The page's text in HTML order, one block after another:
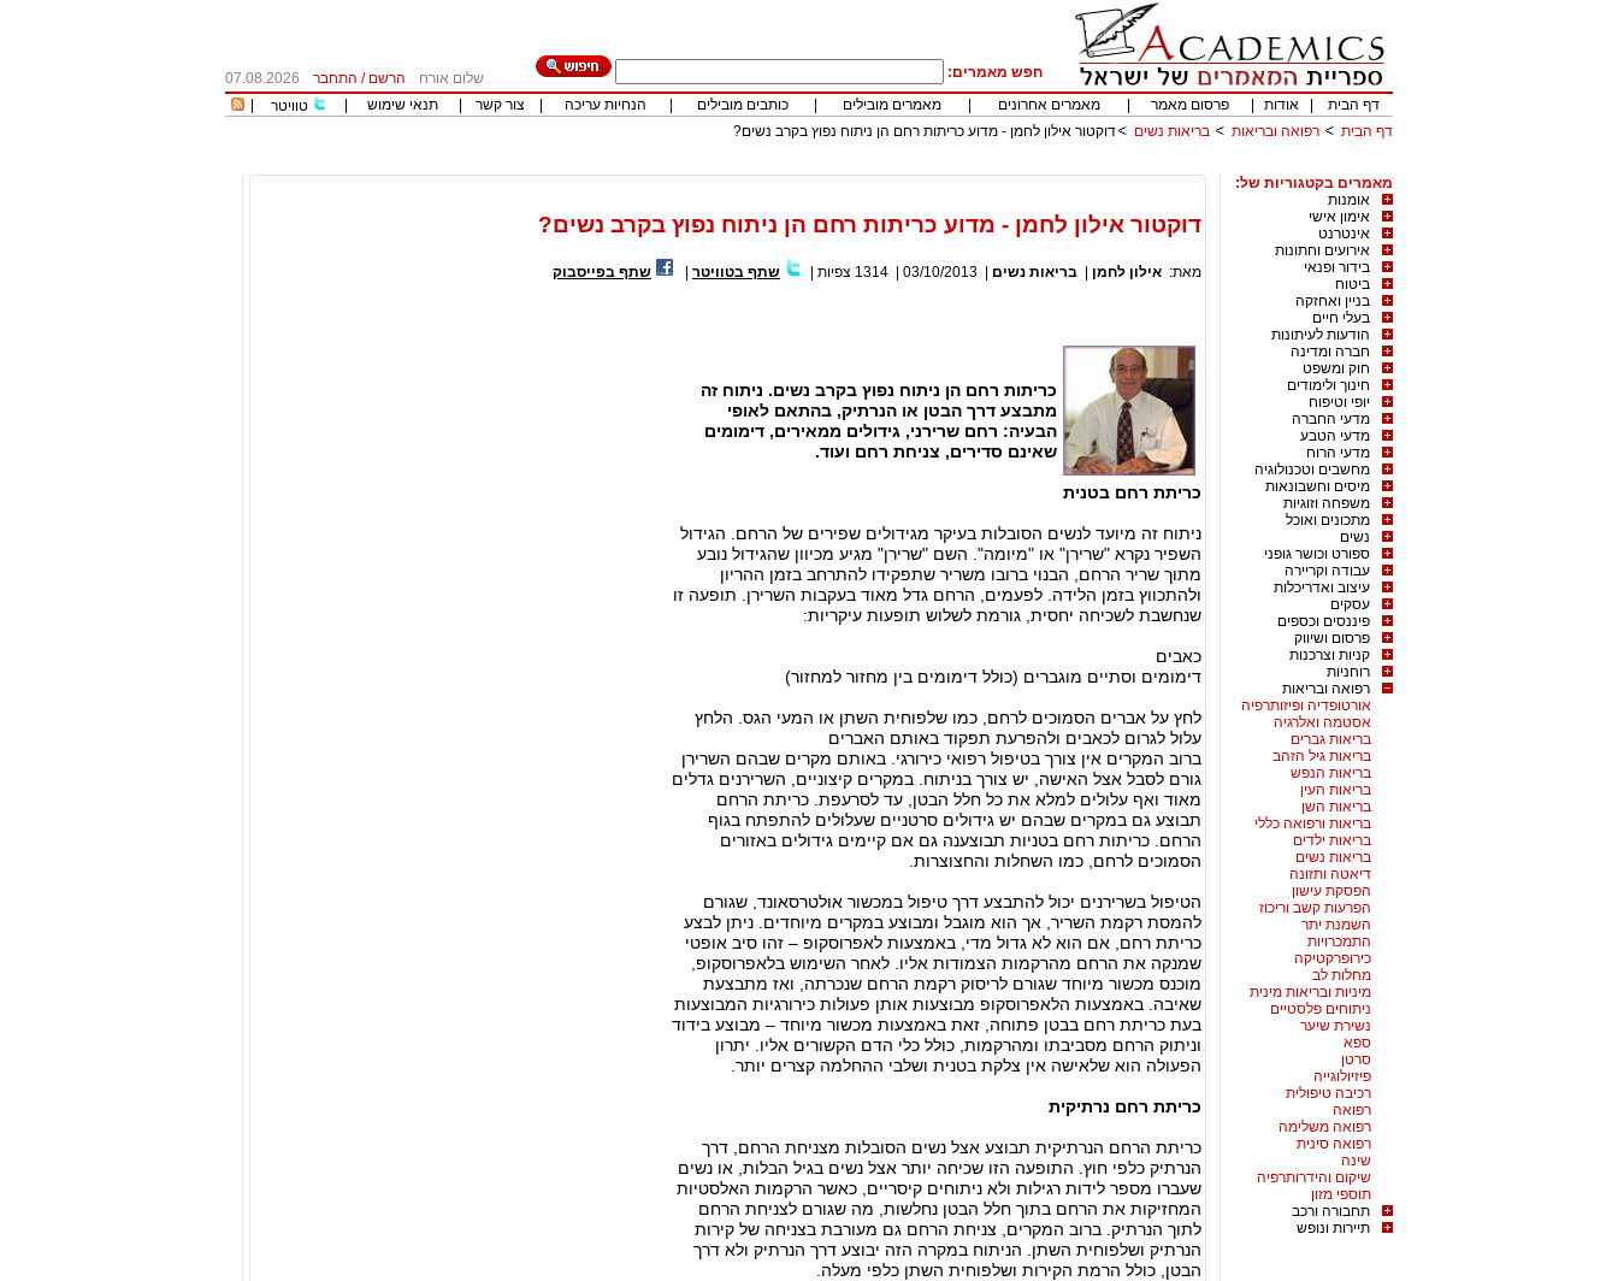
חפש מאמרים: שלום אורח הרשם / התחבר
07.08.2026
דף הבית
אודות פרסום מאמר מאמרים אחרונים מאמרים מובילים כותבים מובילים הנחיות עריכה צור קשר תנאי שימוש טוויטר
דף הבית
רפואה ובריאות בריאות נשים דוקטור אילון לחמן - מדוע כריתות רחם הן ניתוח נפוץ בקרב נשים?
מאמרים בקטגוריות של:
אומנות
אימון אישי
אינטרנט
אירועים וחתונות
בידור ופנאי
ביטוח
בניין ואחזקה
בעלי חיים
הודעות לעיתונות
חברה ומדינה
חוק ומשפט
חינוך ולימודים
יופי וטיפוח
מדעי החברה
מדעי הטבע
מדעי הרוח
מחשבים וטכנולוגיה
מיסים וחשבונאות
משפחה וזוגיות
מתכונים ואוכל
נשים
ספורט וכושר גופני
עבודה וקריירה
עיצוב ואדריכלות
עסקים
פיננסים וכספים
פרסום ושיווק
קניות וצרכנות
רוחניות
רפואה ובריאות
אורטופדיה ופיזותרפיה
אסטמה ואלרגיה
בריאות גברים
בריאות גיל הזהב
בריאות הנפש
בריאות העין
בריאות השן
בריאות ורפואה כללי
בריאות ילדים
בריאות נשים
דיאטה ותזונה
הפסקת עישון
הפרעות קשב וריכוז
השמנת יתר
התמכרויות
כירופרקטיקה
מחלות לב
מיניות ובריאות מינית
ניתוחים פלסטיים
נשירת שיער
ספא
סרטן
פיזיולוגייה
רכיבה טיפולית
רפואה
רפואה משלימה
רפואה סינית
שינה
שיקום והידרותרפיה
תוספי מזון
תחבורה ורכב
תיירות ונופש
דוקטור אילון לחמן - מדוע כריתות רחם הן ניתוח נפוץ בקרב נשים?
מאת: אילון לחמן בריאות נשים 03/10/2013
1314 צפיות שתף בטוויטר שתף בפייסבוק
כריתות רחם הן ניתוח נפוץ בקרב נשים. ניתוח זה
מתבצע דרך הבטן או הנרתיק, בהתאם לאופי
הבעיה: רחם שרירני, גידולים ממאירים, דימומים
שאינם סדירים, צניחת רחם ועוד.
כריתת רחם בטנית
ניתוח זה מיועד לנשים הסובלות בעיקר מגידולים שפירים של הרחם. הגידול
השפיר נקרא "שרירן" או "מיומה". השם "שרירן" מגיע מכיוון שהגידול נובע
מתוך שריר הרחם, הבנוי ברובו משריר שתפקידו להתרחב בזמן ההריון
ולהתכווץ בזמן הלידה. לפעמים, הרחם גדל מאוד בעקבות השרירן. תופעה זו
שנחשבת לשכיחה יחסית, גורמת לשלוש תופעות עיקריות:
כאבים
דימומים וסתיים מוגברים (כולל דימומים בין מחזור למחזור)
לחץ על אברים הסמוכים לרחם, כמו שלפוחית השתן או המעי הגס. הלחץ
עלול לגרום לכאבים ולהפרעת תפקוד באותם האברים
ברוב המקרים אין צורך בטיפול רפואי כירורגי. באותם מקרים שבהם השרירן
גורם לסבל אצל האישה, יש צורך בניתוח. במקרים קיצוניים, השרירנים גדלים
מאוד ואף עלולים למלא את כל חלל הבטן, עד לסרעפת. כריתת הרחם
תבוצע גם במקרים שבהם יש גידולים סרטניים שעלולים להתפתח בגוף
הרחם. כריתות רחם בטניות תבוצענה גם אם קיימים גידולים באזורים
הסמוכים לרחם, כמו השחלות והחצוצרות.
הטיפול בשרירנים יכול להתבצע דרך טיפול במכשור אולטרסאונד, שגורם
להמסת רקמת השריר, אך הוא מוגבל ומבוצע במקרים מיוחדים. ניתן לבצע
כריתת רחם, אם הוא לא גדול מדי, באמצעות לאפרוסקופ – זהו סיב אופטי
שמנקה את הרחם מהרקמות הצמודות אליו. לאחר השימוש בלאפרוסקופ,
מוכנס מכשור מיוחד שגורם לריסוק רקמת הרחם שנכרתה, ואז מתבצעת
שאיבה. באמצעות הלאפרוסקופ מבוצעות אותן פעולות כירורגיות המבוצעות
בעת כריתת רחם בבטן פתוחה, זאת באמצעות מכשור מיוחד – מבוצע בידוד
וניתוק הרחם מסביבתו ומהרקמות, כולל כלי הדם הקשורים אליו. יתרון
הפעולה הוא שלאישה אין צלקת בטנית ושלבי ההחלמה קצרים יותר.
כריתת רחם נרתיקית
כריתת הרחם הנרתיקית תבוצע אצל נשים הסובלות מצניחת הרחם, דרך
הנרתיק כלפי חוץ. התופעה הזו שכיחה יותר אצל נשים בגיל הבלות, או נשים
שעברו מספר לידות רגילות ולא ניתוחים קיסריים, כאשר הרקמות האלסטיות
המחזיקות את הרחם בתוך חלל הבטן נחלשות, מה שגורם לצניחת הרחם
לתוך הנרתיק. ברוב המקרים, צניחת הרחם גם מעורבת בצניחה של קירות
הנרתיק ושלפוחית השתן. הניתוח במקרה הזה יבוצע דרך הנרתיק ולא דרך
הבטן, כולל הרמת הקירות ושלפוחית השתן כלפי מעלה.